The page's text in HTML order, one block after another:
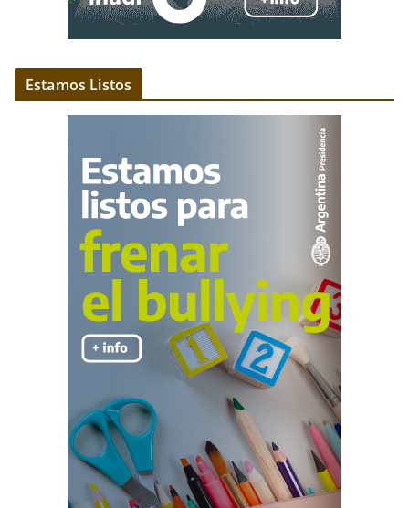
Estamos Listos